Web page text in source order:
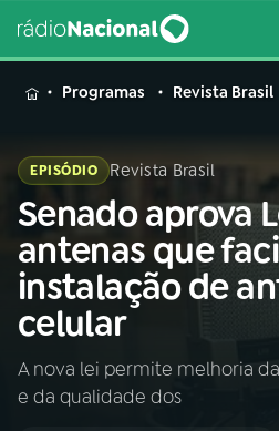
MENU
Buscar
na
Rádio
Nacional
Buscar
01INÍCIO
Programas Revista Brasil
EPISÓDIO Revista Brasil
Senado aprova
antenas que
instalação de
celular
A nova lei permite melhoria
e da qualidade dos